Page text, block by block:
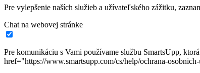
Pre vylepšenie naších služieb a užívateľského zážitku,
Chat na webovej stránke
Pre komunikáciu s Vami používame službu SmartsUpp,
href="https://www.smartsupp.com/cs/help/ochrana-